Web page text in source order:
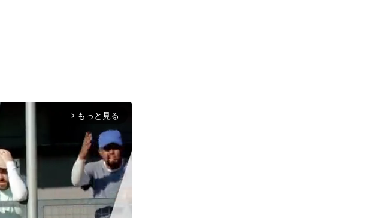
arrow_forward_ios もっと見る